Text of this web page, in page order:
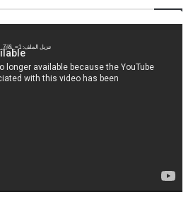
تنزيل الملف: https://www.youtube.com/watch?v=FJdj7tk_7jI&_=1